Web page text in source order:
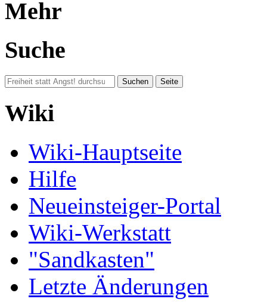
Mehr
Suche
Wiki
Wiki-Hauptseite
Hilfe
Neueinsteiger-Portal
Wiki-Werkstatt
"Sandkasten"
Letzte Änderungen